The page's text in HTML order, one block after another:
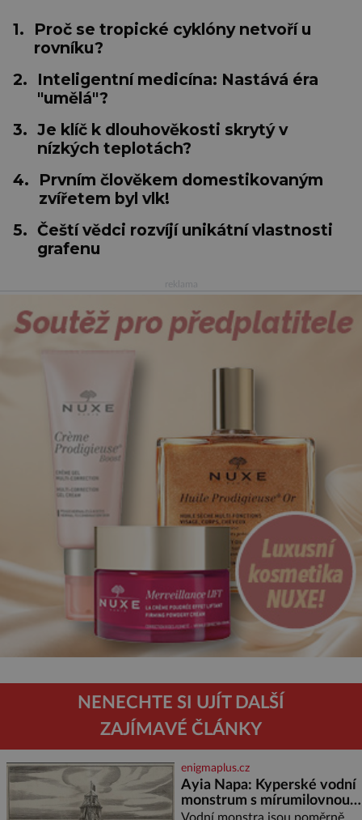
1.
Proč se tropické cyklóny netvoří u
rovníku?
2.
Inteligentní medicína: Nastává éra
"umělá"?
3. Je klíč k dlouhověkosti skrytý v
nízkých teplotách?
4.
Prvním člověkem domestikovaným
zvířetem byl vlk!
5. Čeští vědci rozvíjí unikátní vlastnosti
grafenu
NENECHTE SI UJÍT DALŠÍ
ZAJÍMAVÉ ČLÁNKY
enigmaplus.cz
Ayia Napa: Kyperské vodní
monstrum s mírumilovnou
povahou